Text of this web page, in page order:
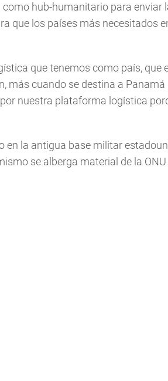
hub-humanitario para enviar
que los países más necesitados
que tenemos como país, que
más cuando se destina a
nuestra plataforma logística
en la antigua base militar
se alberga material de la ONU